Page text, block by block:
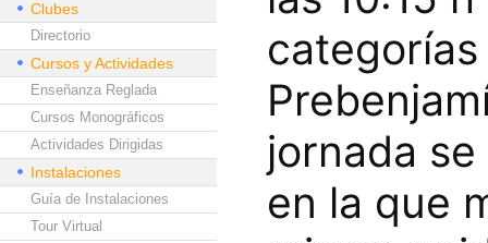
Clubes
Directorio
Cursos y Actividades
Enseñanza Reglada
Cursos Monográficos
Actividades Dirigidas
Instalaciones
Guía de Instalaciones
Tour Virtual
jornada
en la que